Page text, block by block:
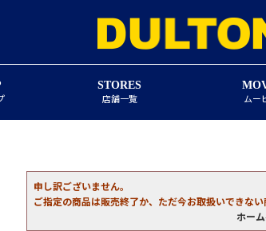
STORES
店舗一覧 ムー
申し訳ございません。
ご指定の商品は販売終了か、ただ今お取扱いできない
ホー